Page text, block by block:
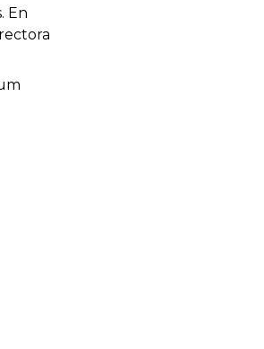
En